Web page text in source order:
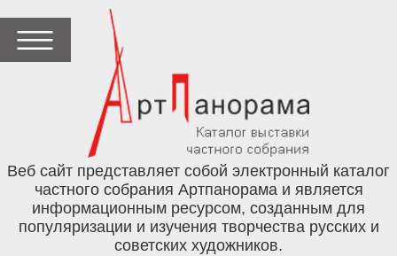
Веб сайт представляет собой электронный каталог
частного собрания Артпанорама и является
информационным ресурсом, созданным для
популяризации и изучения творчества русских и
советских художников.